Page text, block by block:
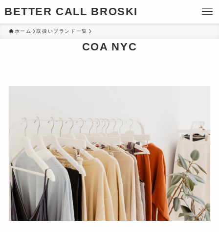
BETTER CALL BROSKI
ホーム 取扱いブランド一覧
COA NYC